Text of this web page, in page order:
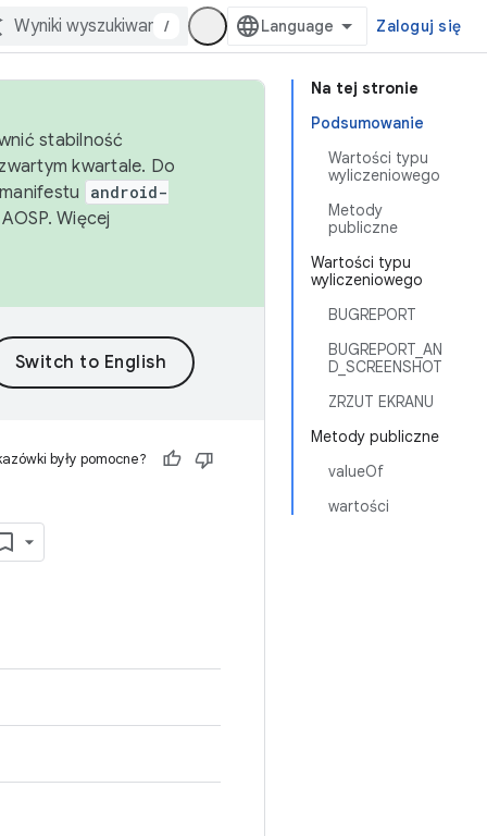
/ Zaloguj się
Na tej stronie
Podsumowanie
Wartości typu
wyliczeniowego
Metody
publiczne
Wartości typu
wyliczeniowego
BUGREPORT
BUGREPORT_AN
D_SCREENSHOT
ZRZUT EKRANU
Metody publiczne
valueOf
wartości
stabilność
kwartale. Do
android-
Więcej
były pomocne?